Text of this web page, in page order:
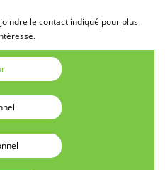
le contact indiqué pour plus